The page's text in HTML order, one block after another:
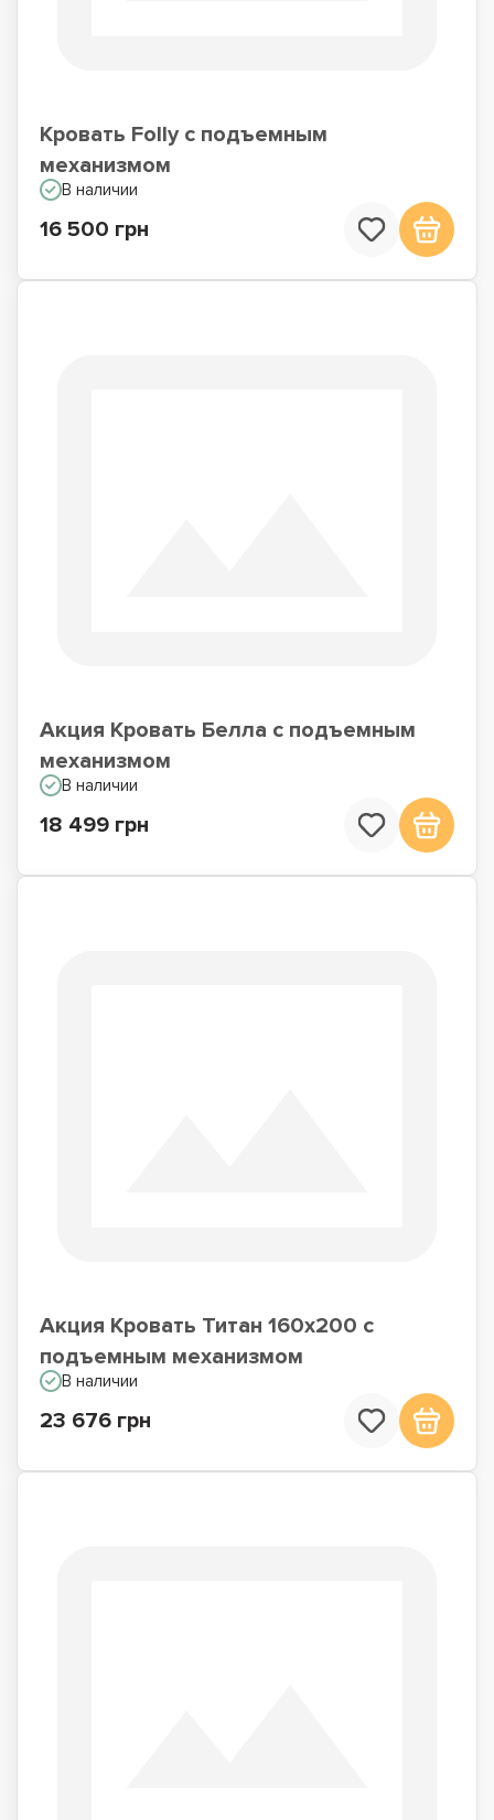
Кровать Folly с подъемным
механизмом
В наличии
16 500 грн
Акция Кровать Белла с подъемным
механизмом
В наличии
18 499 грн
Акция Кровать Титан 160х200 с
подъемным механизмом
В наличии
23 676 грн